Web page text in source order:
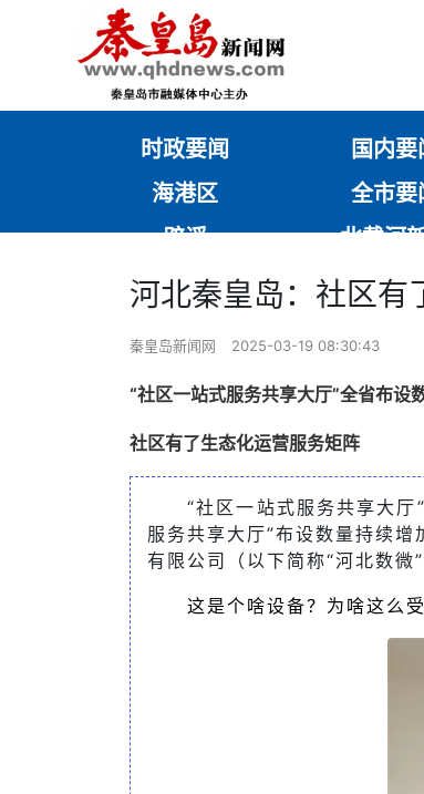
时政要闻 国内要
海港区
全市要
辟谣
北戴河
河北秦皇岛：社区有
秦皇岛新闻网 2025-03-19 08:30:43
“社区一站式服务共享大厅”全省布设
社区有了生态化运营服务矩阵
“社区一站式服务共享大
服务共享大厅”布设数量持续
有限公司（以下简称“河北数微
这是个啥设备？为啥这么